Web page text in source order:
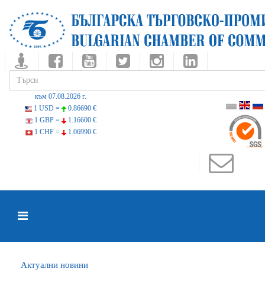
към 07.08.2026 г.
1 USD =
0.86690 €
1 GBP =
1.16600 €
1 CHF =
1.06990 €
Актуални новини